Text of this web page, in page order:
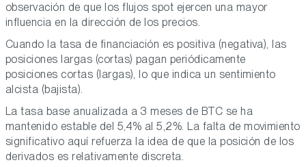
observación de que los flujos spot ejercen una mayor
influencia en la dirección de los precios.
Cuando la tasa de financiación es positiva (negativa), las
posiciones largas (cortas) pagan periódicamente
posiciones cortas (largas), lo que indica un sentimiento
alcista (bajista).
La tasa base anualizada a 3 meses de BTC se ha
mantenido estable del 5,4% al 5,2%. La falta de movimiento
significativo aquí refuerza la idea de que la posición de los
derivados es relativamente discreta.